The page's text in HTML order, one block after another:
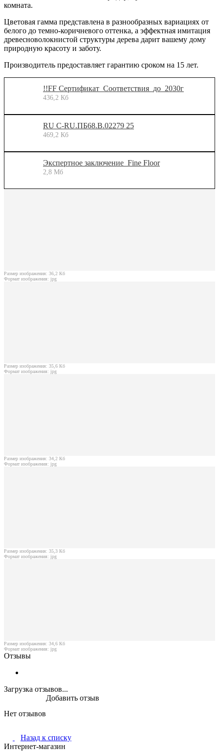
комната.
Цветовая гамма представлена в разнообразных вариациях от
белого до темно-коричневого оттенка, а эффектная имитация
древесноволокнистой структуры дерева дарит вашему дому
природную красоту и заботу.
Производитель предоставляет гарантию сроком на 15 лет.
!!FF Сертификат_Соответствия_до_2030г
436,2 Кб
RU С-RU.ПБ68.В.02279 25
469,2 Кб
Экспертное заключение_Fine Floor
2,8 Мб
Размер изображения: 36,2 Кб
Формат изображения: jpg
Размер изображения: 35,6 Кб
Формат изображения: jpg
Размер изображения: 34,2 Кб
Формат изображения: jpg
Размер изображения: 35,3 Кб
Формат изображения: jpg
Размер изображения: 34,6 Кб
Формат изображения: jpg
Отзывы
Загрузка отзывов...
Нет отзывов
Добавить отзыв
Назад к списку
Интернет-магазин